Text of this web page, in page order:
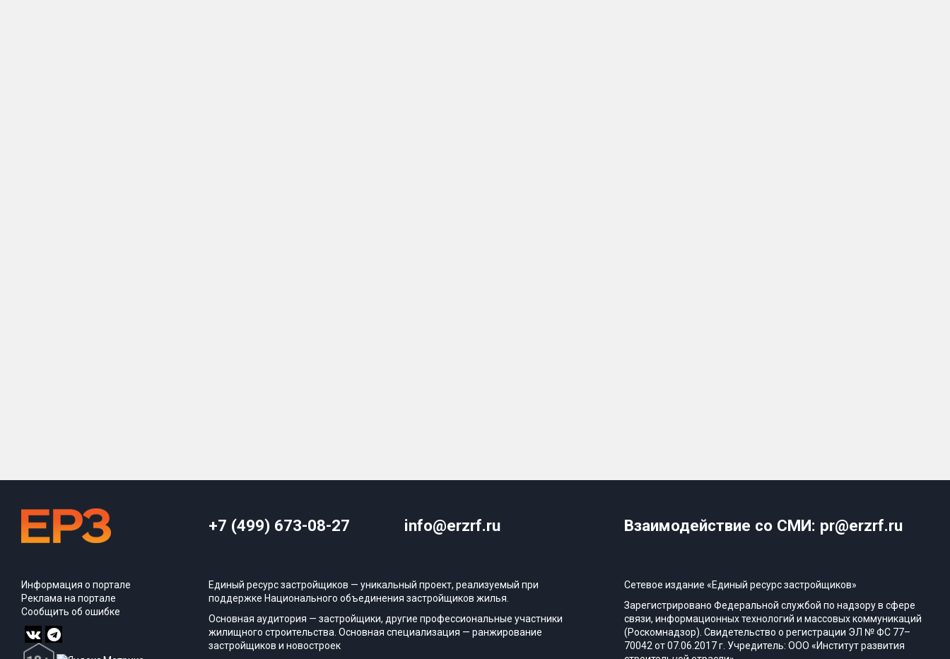
+7 (499) 673-08-27 info@erzrf.ru Взаимодействие со СМИ: pr@erzrf.ru
Информация о портале
Реклама на портале
Сообщить об ошибке
Единый ресурс застройщиков — уникальный проект, реализуемый при
поддержке Национального объединения застройщиков жилья.
Основная аудитория — застройщики, другие профессиональные участники
жилищного строительства. Основная специализация — ранжирование
застройщиков и новостроек
Сетевое издание «Единый ресурс застройщиков»
Зарегистрировано Федеральной службой по надзору в сфере
связи, информационных технологий и массовых коммуникаций
(Роскомнадзор). Свидетельство о регистрации ЭЛ № ФС 77–
70042 от 07.06.2017 г. Учредитель: ООО «Институт развития